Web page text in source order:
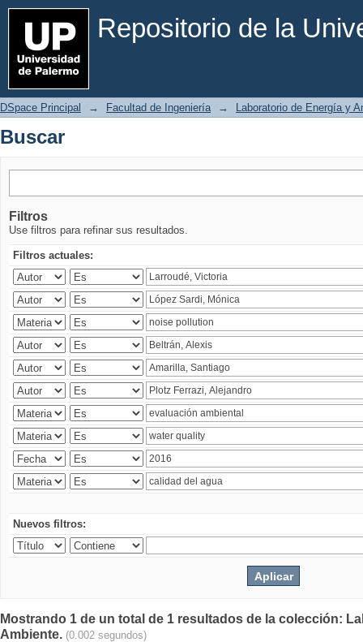
Repositorio de la
Buscar
DSpace Principal → Facultad de Ingeniería → Laboratorio de Energía y
Buscar
Filtros
Use filtros para refinar sus resultados.
Filtros actuales:
Nuevos filtros:
Mostrando 1 de un total de 1 resultados de la colección:
Ambiente. (0.002 segundos)